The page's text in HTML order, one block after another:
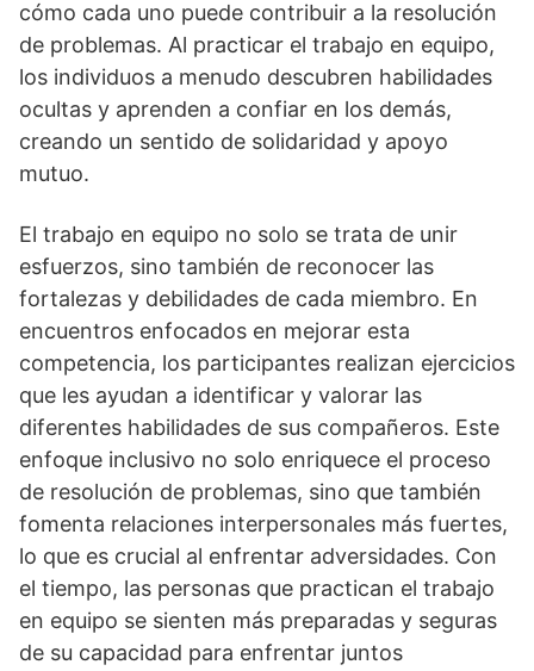
cómo cada uno puede contribuir a la resolución
de problemas. Al practicar el trabajo en equipo,
los individuos a menudo descubren habilidades
ocultas y aprenden a confiar en los demás,
creando un sentido de solidaridad y apoyo
mutuo.
El trabajo en equipo no solo se trata de unir
esfuerzos, sino también de reconocer las
fortalezas y debilidades de cada miembro. En
encuentros enfocados en mejorar esta
competencia, los participantes realizan ejercicios
que les ayudan a identificar y valorar las
diferentes habilidades de sus compañeros. Este
enfoque inclusivo no solo enriquece el proceso
de resolución de problemas, sino que también
fomenta relaciones interpersonales más fuertes,
lo que es crucial al enfrentar adversidades. Con
el tiempo, las personas que practican el trabajo
en equipo se sienten más preparadas y seguras
de su capacidad para enfrentar juntos